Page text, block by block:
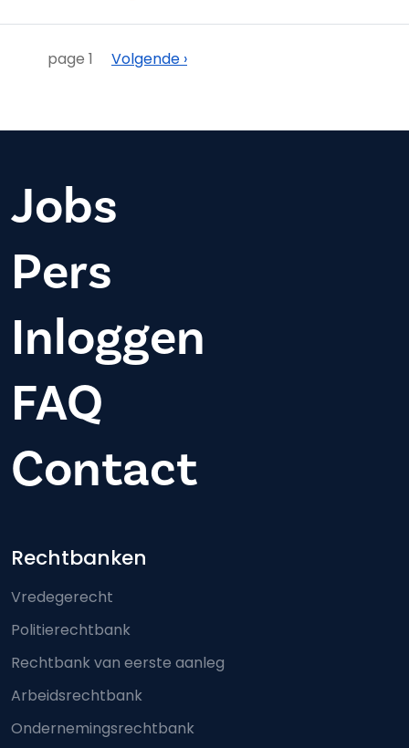
Paginering
page 1 Volgende
Volgende ›
Jobs
Pers
Inloggen
FAQ
Contact
Footer-menu
Rechtbanken
Vredegerecht
Politierechtbank
Rechtbank van eerste aanleg
Arbeidsrechtbank
Ondernemingsrechtbank